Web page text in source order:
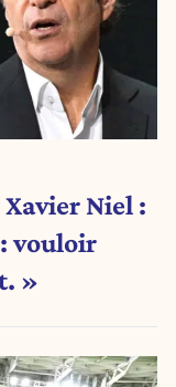
Niel :
: vouloir
»